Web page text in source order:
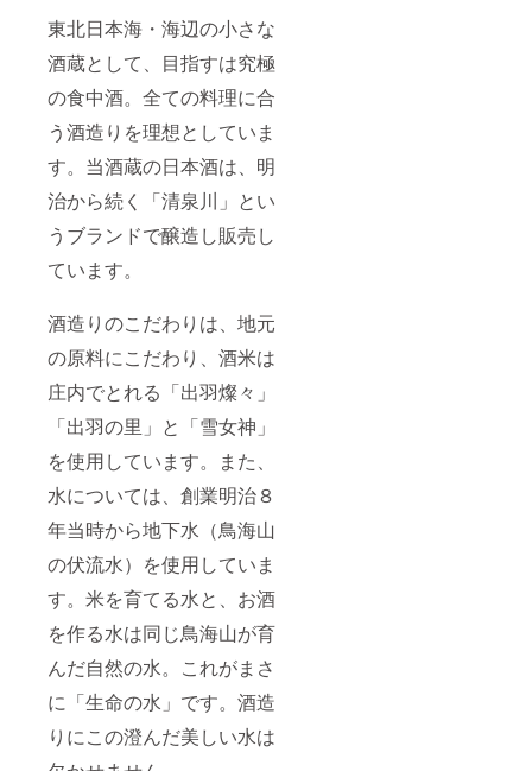
東北日本海・海辺の小さな
酒蔵として、目指すは究極
の食中酒。全ての料理に合
う酒造りを理想としていま
す。当酒蔵の日本酒は、明
治から続く「清泉川」とい
うブランドで醸造し販売し
ています。
酒造りのこだわりは、地元
の原料にこだわり、酒米は
庄内でとれる「出羽燦々」
「出羽の里」と「雪女神」
を使用しています。また、
水については、創業明治８
年当時から地下水（鳥海山
の伏流水）を使用していま
す。米を育てる水と、お酒
を作る水は同じ鳥海山が育
んだ自然の水。これがまさ
に「生命の水」です。酒造
りにこの澄んだ美しい水は